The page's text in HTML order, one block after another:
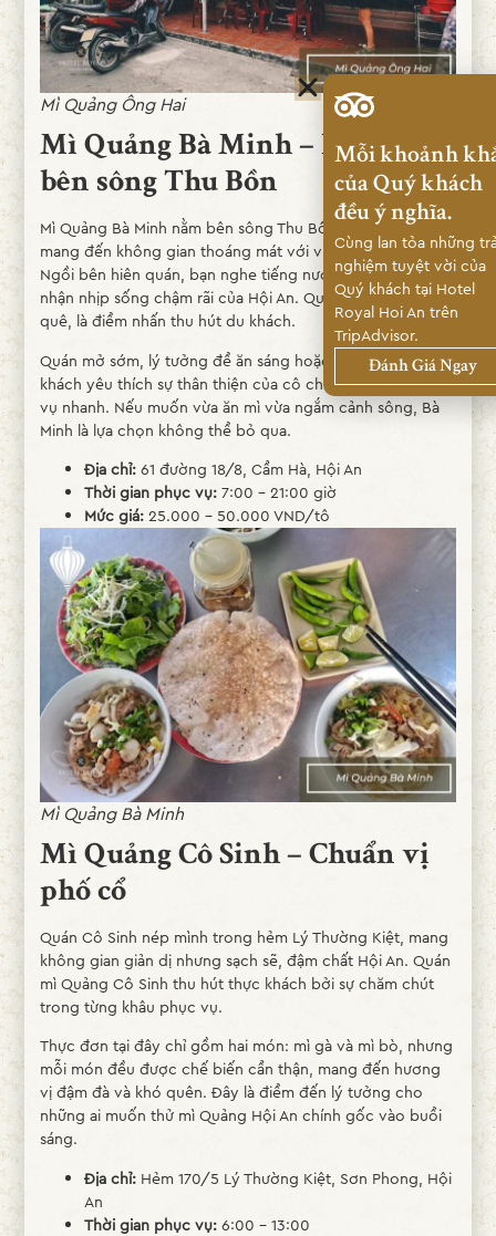
Mì Quảng Ông Hai
Mì Quảng Bà Minh – Lãng mạn
bên sông Thu Bồn
Mì Quảng Bà Minh nằm bên sông Thu Bồn thơ mộng,
mang đến không gian thoáng mát với view sông lấp lánh.
Ngồi bên hiên quán, bạn nghe tiếng nước chảy và cảm
nhận nhịp sống chậm rãi của Hội An. Quán đậm chất làng
quê, là điểm nhấn thu hút du khách.
Quán mở sớm, lý tưởng để ăn sáng hoặc bữa trưa. Thực
khách yêu thích sự thân thiện của cô chủ và tốc độ phục
vụ nhanh. Nếu muốn vừa ăn mì vừa ngắm cảnh sông, Bà
Minh là lựa chọn không thể bỏ qua.
Địa chỉ:61 đường 18/8, Cẩm Hà, Hội An
Thời gian phục vụ:7:00 – 21:00 giờ
Mức giá:25.000 – 50.000 VND/tô
Mì Quảng Bà Minh
Mì Quảng Cô Sinh – Chuẩn vị
phố cổ
Quán Cô Sinh nép mình trong hẻm Lý Thường Kiệt, mang
không gian giản dị nhưng sạch sẽ, đậm chất Hội An. Quán
mì Quảng Cô Sinh thu hút thực khách bởi sự chăm chút
trong từng khâu phục vụ.
Thực đơn tại đây chỉ gồm hai món: mì gà và mì bò, nhưng
mỗi món đều được chế biến cẩn thận, mang đến hương
vị đậm đà và khó quên. Đây là điểm đến lý tưởng cho
những ai muốn thử mì Quảng Hội An chính gốc vào buổi
sáng.
Địa chỉ:Hẻm 170/5 Lý Thường Kiệt, Sơn Phong, Hội
An
Thời gian phục vụ:6:00 – 13:00
Mỗi khoảnh
của Quý khách
đều ý nghĩa.
Cùng lan tỏa những
nghiệm tuyệt vời của
Quý khách tại Hotel
Royal Hoi An trên
TripAdvisor.
Đánh Giá Ngay